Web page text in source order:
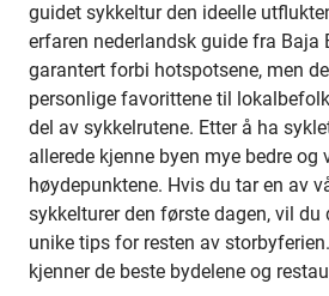
guidet sykkeltur den ideelle
erfaren nederlandsk guide fra Baja
garantert forbi hotspotsene, men
personlige favorittene til
del av sykkelrutene. Etter å ha
allerede kjenne byen mye bedre og
høydepunktene. Hvis du tar en av
sykkelturer den første dagen, vil du
unike tips for resten av
kjenner de beste bydelene og